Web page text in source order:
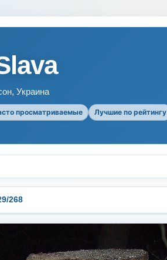
Украина
просматриваемые Лучшие по рейтингу
268